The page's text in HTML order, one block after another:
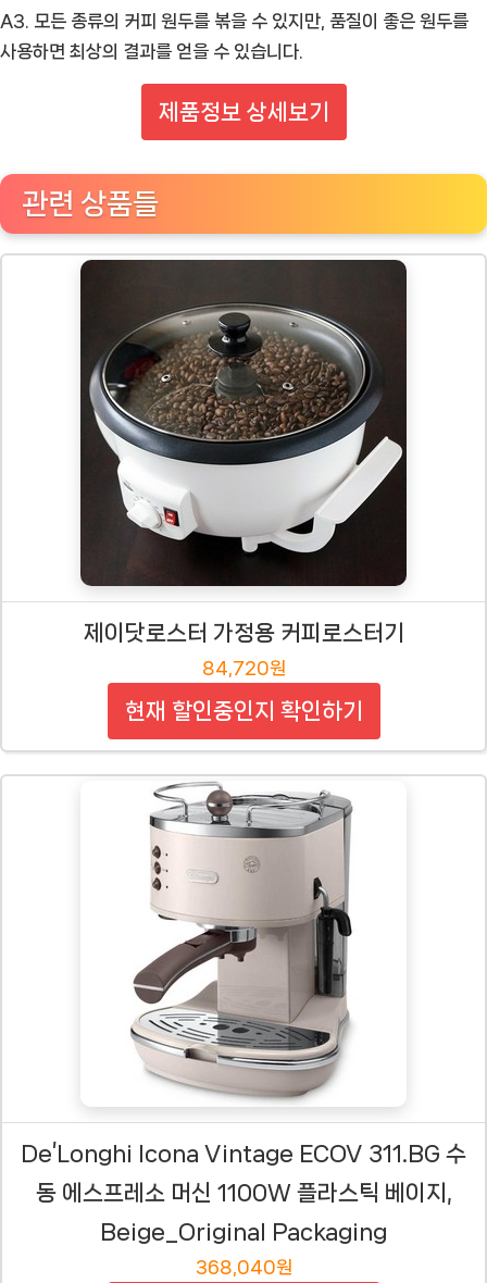
A3. 모든 종류의 커피 원두를 볶을 수 있지만, 품질이 좋은 원두를
사용하면 최상의 결과를 얻을 수 있습니다.
제품정보 상세보기
관련 상품들
제이닷로스터 가정용 커피로스터기
84,720원
현재 할인중인지 확인하기
De’Longhi Icona Vintage ECOV 311.BG 수
동 에스프레소 머신 1100W 플라스틱 베이지,
Beige_Original Packaging
368,040원